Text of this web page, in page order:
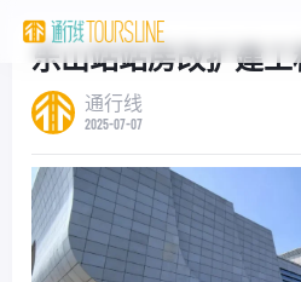
乐山站站房改扩建工
通行线
2025-07-07